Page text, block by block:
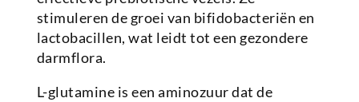
stimuleren de groei van bifidobacteriën en
lactobacillen, wat leidt tot een gezondere
darmflora.
L-glutamine is een aminozuur dat de